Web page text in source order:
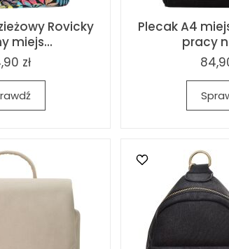
Rovicky
miejs...
zł
Plecak A4
pracy